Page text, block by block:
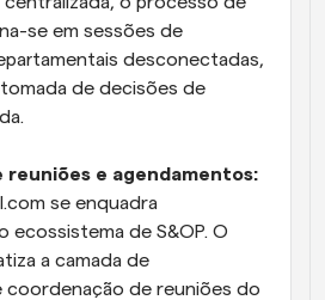
se em sessões de
desconectadas,
de decisões de
reuniões e agendamentos:
se enquadra
ecossistema de S&OP. O
a camada de
coordenação de reuniões do